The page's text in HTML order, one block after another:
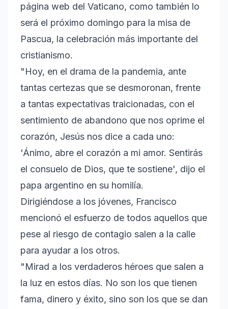
página web del Vaticano, como también lo
será el próximo domingo para la misa de
Pascua, la celebración más importante del
cristianismo.
"Hoy, en el drama de la pandemia, ante
tantas certezas que se desmoronan, frente
a tantas expectativas traicionadas, con el
sentimiento de abandono que nos oprime el
corazón, Jesús nos dice a cada uno:
'Ánimo, abre el corazón a mi amor. Sentirás
el consuelo de Dios, que te sostiene', dijo el
papa argentino en su homilía.
Dirigiéndose a los jóvenes, Francisco
mencionó el esfuerzo de todos aquellos que
pese al riesgo de contagio salen a la calle
para ayudar a los otros.
"Mirad a los verdaderos héroes que salen a
la luz en estos días. No son los que tienen
fama, dinero y éxito, sino son los que se dan